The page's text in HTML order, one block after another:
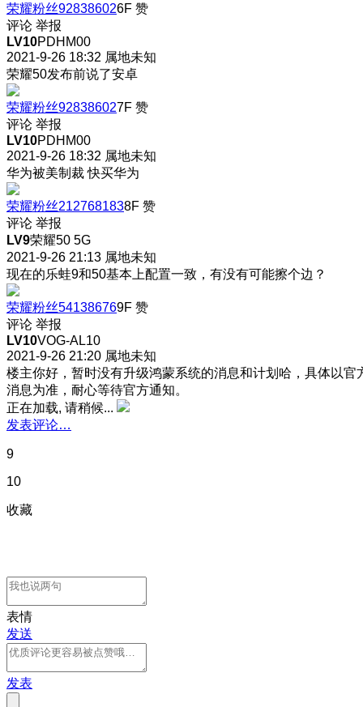
荣耀粉丝928386026F 赞
评论 举报
LV10PDHM00
2021-9-26 18:32 属地未知
荣耀50发布前说了安卓
荣耀粉丝928386027F 赞
评论 举报
LV10PDHM00
2021-9-26 18:32 属地未知
华为被美制裁 快买华为
荣耀粉丝2127681838F 赞
评论 举报
LV9荣耀50 5G
2021-9-26 21:13 属地未知
现在的乐蛙9和50基本上配置一致，有没有可能擦个边？
荣耀粉丝541386769F 赞
评论 举报
LV10VOG-AL10
2021-9-26 21:20 属地未知
楼主你好，暂时没有升级鸿蒙系统的消息和计划哈，具体以官
消息为准，耐心等待官方通知。
正在加载, 请稍候...
发表评论…
9
10
收藏
表情
发送
发表